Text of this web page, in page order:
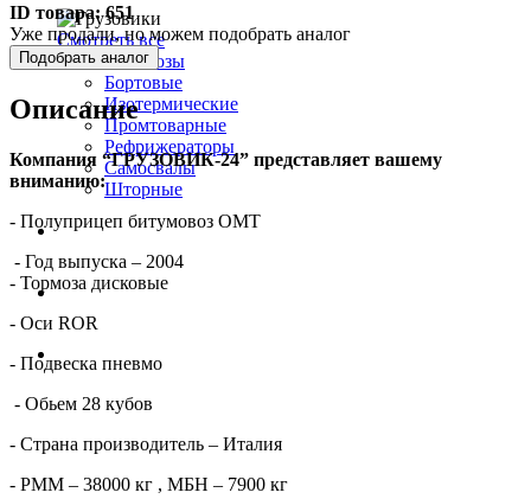
Смотреть все
Автовозы
Бортовые
Изотермические
Промтоварные
Рефрижераторы
Самосвалы
Шторные
Коммерческие авто
Автобусы
ID товара:651
Уже продали, но можем подобрать аналог
Подобрать аналог
Описание
Компания “ГРУЗОВИК-24” представляет вашему
вниманию:
- Полуприцеп битумовоз OMT
- Год выпуска – 2004
- Тормоза дисковые
- Оси ROR
- Подвеска пневмо
- Обьем 28 кубов
- Страна производитель – Италия
- РММ – 38000 кг , МБН – 7900 кг